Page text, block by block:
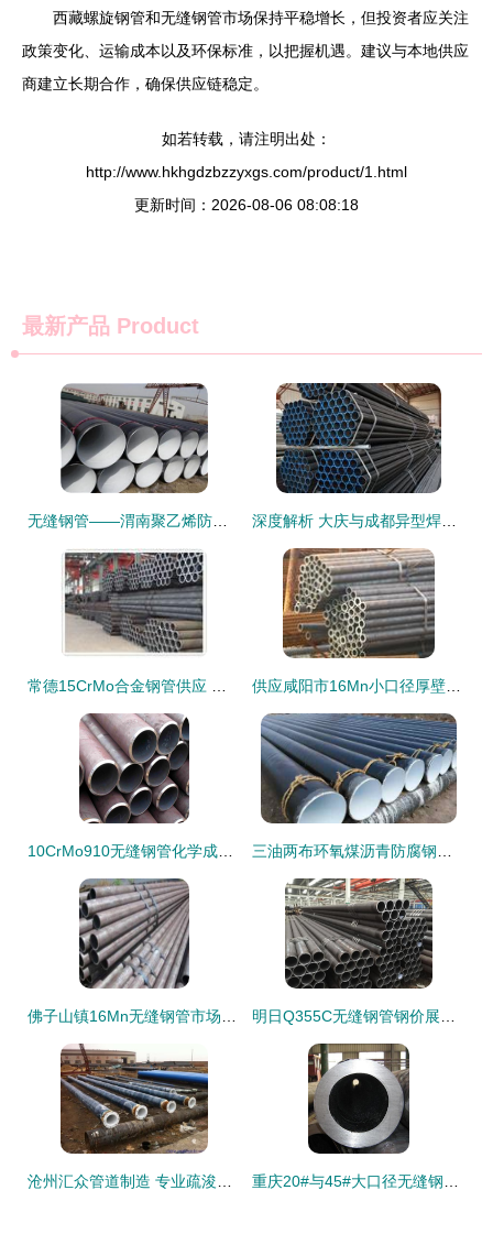
西藏螺旋钢管和无缝钢管市场保持平稳增长，但投资者应关注
政策变化、运输成本以及环保标准，以把握机遇。建议与本地供应
商建立长期合作，确保供应链稳定。
如若转载，请注明出处：
http://www.hkhgdzbzzyxgs.com/product/1.html
更新时间：2026-08-06 08:08:18
最新产品 Product